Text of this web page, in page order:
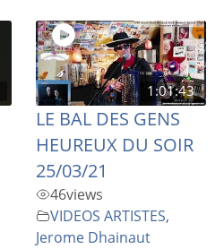
1:01:43
LE BAL DES GENS
HEUREUX DU SOIR
25/03/21
46views
VIDEOS ARTISTES,
Jerome Dhainaut